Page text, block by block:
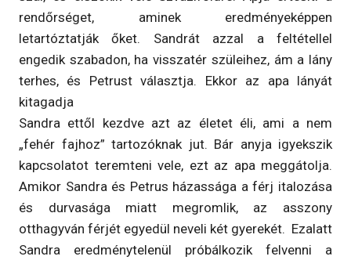
rendőrséget, aminek eredményeképpen
letartóztatják őket. Sandrát azzal a feltétellel
engedik szabadon, ha visszatér szüleihez, ám a lány
terhes, és Petrust választja. Ekkor az apa lányát
kitagadja
Sandra ettől kezdve azt az életet éli, ami a nem
„fehér fajhoz” tartozóknak jut. Bár anyja igyekszik
kapcsolatot teremteni vele, ezt az apa meggátolja.
Amikor Sandra és Petrus házassága a férj italozása
és durvasága miatt megromlik, az asszony
otthagyván férjét egyedül neveli két gyerekét. Ezalatt
Sandra eredménytelenül próbálkozik felvenni a